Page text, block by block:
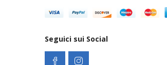
Seguici sui Social